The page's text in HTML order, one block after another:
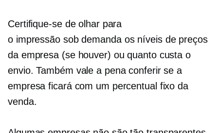
Certifique-se de olhar para
o impressão sob demandaos níveis de preços
da empresa (se houver) ou quanto custa o
envio. Também vale a pena conferir se a
empresa ficará com um percentual fixo da
venda.